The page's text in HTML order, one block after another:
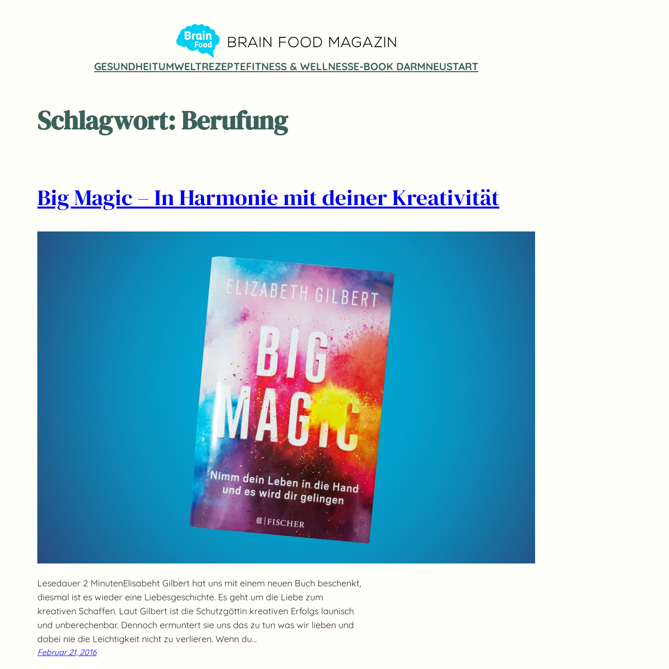
GESUNDHEITUMWELTREZEPTEFITNESS & WELLNESSE-BOOK DARMNEUSTART
Schlagwort:Berufung
Big Magic – In Harmonie mit deiner Kreativität
Lesedauer 2 MinutenElisabeht Gilbert hat uns mit einem neuen Buch beschenkt,
diesmal ist es wieder eine Liebesgeschichte. Es geht um die Liebe zum
kreativen Schaffen. Laut Gilbert ist die Schutzgöttin kreativen Erfolgs launisch
und unberechenbar. Dennoch ermuntert sie uns das zu tun was wir lieben und
dabei nie die Leichtigkeit nicht zu verlieren. Wenn du…
Februar 21, 2016